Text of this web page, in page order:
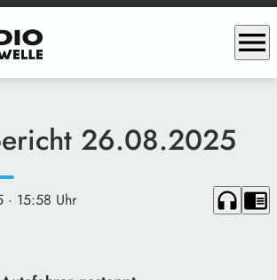
menu
26.08.2025
· 15:58 Uhr headphones chrome_reader_mode